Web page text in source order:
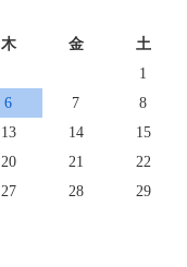
木 金 土
1
6 7
8
13 14
15
20 21
22
27 28
29